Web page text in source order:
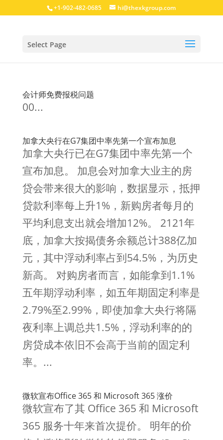
+1-902-482-0685 hi@thexkgroup.com
Select Page
会计师免费报税问题
00...
加拿大央行在G7集团中率先第一个宣布加息
加拿大央行已在G7集团中率先第一个
宣布加息。 加息会对加拿大业主的房
贷会带来很大的影响，数据显示，抵押
贷款利率每上升1%，新购房者每月的
平均利息支出就会增加12%。 2121年
底，加拿大按揭债务余额总计388亿加
元，其中浮动利率占到54.5%，为历史
新高。 对购房者而言，如能拿到1.1%
五年期浮动利率，如五年期固定利率是
2.79%至2.99%，即使加拿大央行将隔
夜利率上调总共1.5%，浮动利率的的
房贷成本依旧不会高于当前的固定利
率。...
微软宣布Office 365 和 Microsoft 365 涨价
微软宣布了其 Office 365 和 Microsoft
365 服务十年来首次提价。 明年的价